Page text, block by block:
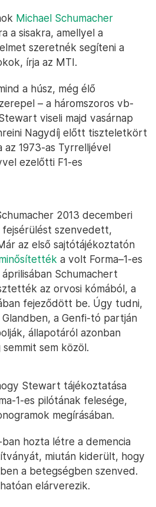
Michael Schumacher
a sisakra, amellyel a
szeretnék segíteni a
írja az MTI.
a húsz, még élő
– a háromszoros vb-
viseli majd vasárnap
Nagydíj előtt tiszteletkört
az 1973-as Tyrrelljével
ezelőtti F1-es
2013 decemberi
szenvedett,
az első sajtótájékoztatón
a volt Forma–1-es
Schumachert
az orvosi kómából, a
fejeződött be. Úgy tudni,
Glandben, a Genfi-tó partján
állapotáról azonban
sem közöl.
Stewart tájékoztatása
1-es pilótának felesége,
megírásában.
hozta létre a demencia
miután kiderült, hogy
a betegségben szenved.
elárverezik.